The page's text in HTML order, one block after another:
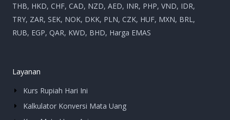
THB, HKD, CHF, CAD, NZD, AED, INR, PHP, VND, IDR,
TRY, ZAR, SEK, NOK, DKK, PLN, CZK, HUF, MXN, BRL,
RUB, EGP, QAR, KWD, BHD, Harga EMAS
Layanan
Kurs Rupiah Hari Ini
Kalkulator Konversi Mata Uang